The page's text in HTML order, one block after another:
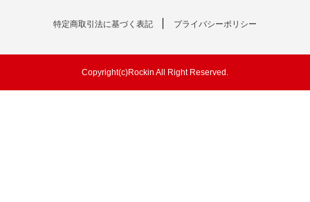
特定商取引法に基づく表記 プライバシーポリシー
Copyright(c)Rockin All Right Reserved.